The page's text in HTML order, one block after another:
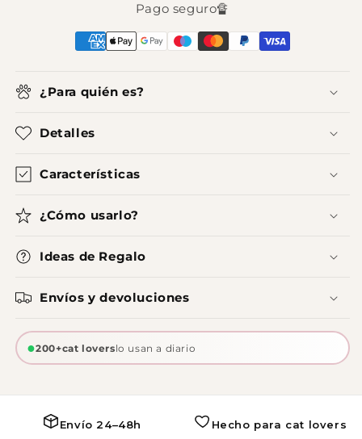
Pago seguro🔏
¿Para quién es?
Detalles
Características
¿Cómo usarlo?
Ideas de Regalo
Envíos y devoluciones
●200+cat loverslo usan a diario
Envío 24–48h Hecho para cat lovers